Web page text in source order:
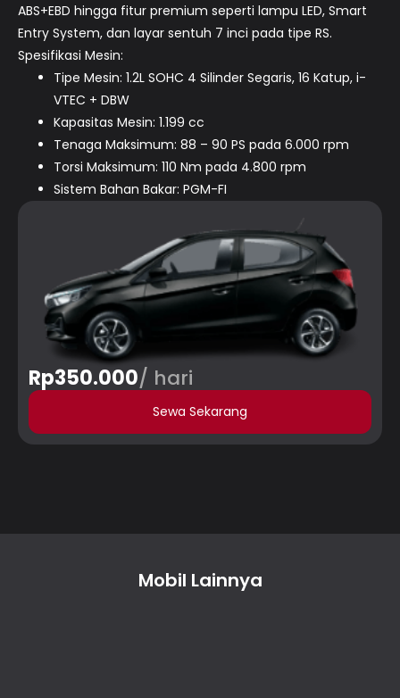
ABS+EBD hingga fitur premium seperti lampu LED, Smart
Entry System, dan layar sentuh 7 inci pada tipe RS.
Spesifikasi Mesin:
Tipe Mesin: 1.2L SOHC 4 Silinder Segaris, 16 Katup, i-
VTEC + DBW
Kapasitas Mesin: 1.199 cc
Tenaga Maksimum: 88 – 90 PS pada 6.000 rpm
Torsi Maksimum: 110 Nm pada 4.800 rpm
Sistem Bahan Bakar: PGM-FI
Rp350.000/ hari
Sewa Sekarang
Mobil Lainnya